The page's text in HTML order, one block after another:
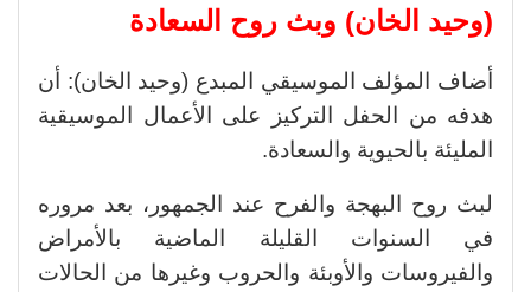
(وحيد الخان) وبث روح السعادة
أضاف المؤلف الموسيقي المبدع (وحيد الخان): أن
هدفه من الحفل التركيز على الأعمال الموسيقية
المليئة بالحيوية والسعادة.
لبث روح البهجة والفرح عند الجمهور، بعد مروره
في السنوات القليلة الماضية بالأمراض
والفيروسات والأوبئة والحروب وغيرها من الحالات